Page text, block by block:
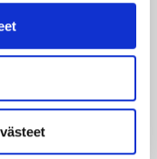
kaudelle on